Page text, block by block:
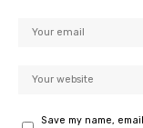
Save my name,